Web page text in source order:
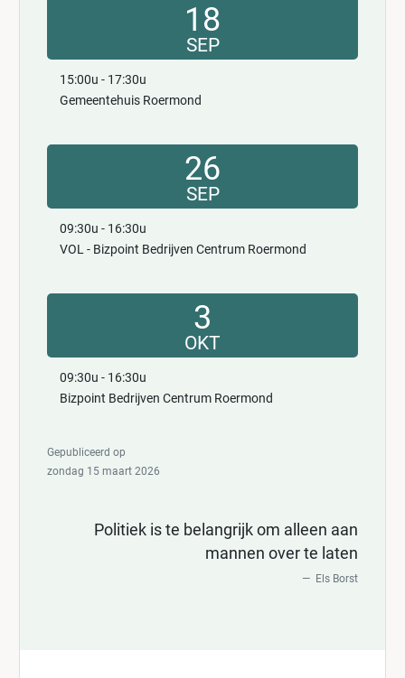
18
SEP
15:00u - 17:30u
Gemeentehuis Roermond
26
SEP
09:30u - 16:30u
VOL - Bizpoint Bedrijven Centrum Roermond
3
OKT
09:30u - 16:30u
Bizpoint Bedrijven Centrum Roermond
Gepubliceerd op
zondag 15 maart 2026
Politiek is te belangrijk om alleen aan
mannen over te laten
Els Borst